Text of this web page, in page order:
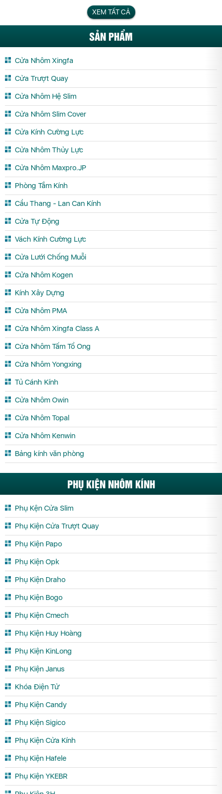
XEM TẤT CẢ
SẢN PHẨM
Cửa Nhôm Xingfa
Cửa Trượt Quay
Cửa Nhôm Hệ Slim
Cửa Nhôm Slim Cover
Cửa Kính Cường Lực
Cửa Nhôm Thủy Lực
Cửa Nhôm Maxpro.JP
Phòng Tắm Kính
Cầu Thang - Lan Can Kính
Cửa Tự Động
Vách Kính Cường Lực
Cửa Lưới Chống Muỗi
Cửa Nhôm Kogen
Kính Xây Dựng
Cửa Nhôm PMA
Cửa Nhôm Xingfa Class A
Cửa Nhôm Tấm Tổ Ong
Cửa Nhôm Yongxing
Tủ Cánh Kính
Cửa Nhôm Owin
Cửa Nhôm Topal
Cửa Nhôm Kenwin
Bảng kính văn phòng
PHỤ KIỆN NHÔM KÍNH
Phụ Kện Cửa Slim
Phụ Kiện Cửa Trượt Quay
Phụ Kiện Papo
Phụ Kiện Opk
Phụ Kiện Draho
Phụ Kiện Bogo
Phụ Kiện Cmech
Phụ Kiện Huy Hoàng
Phụ Kiện KinLong
Phụ Kiện Janus
Khóa Điện Tử
Phụ Kiện Candy
Phụ Kiện Sigico
Phụ Kiện Cửa Kính
Phụ Kiện Hafele
Phụ Kiện YKEBR